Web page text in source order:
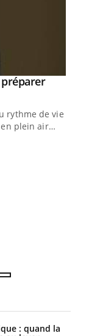
préparer
de vie !
en plein air…
: quand la